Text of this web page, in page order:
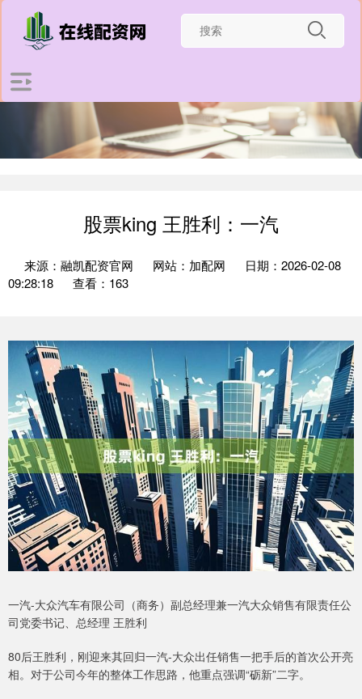
股票king 王胜利：一汽
来源：融凯配资官网 网站：加配网
日期：2026-02-08
09:28:18
查看：163
一汽-大众汽车有限公司（商务）副总经理兼一汽大众销售有限责任公
司党委书记、总经理 王胜利
80后王胜利，刚迎来其回归一汽-大众出任销售一把手后的首次公开亮
相。对于公司今年的整体工作思路，他重点强调“砺新”二字。